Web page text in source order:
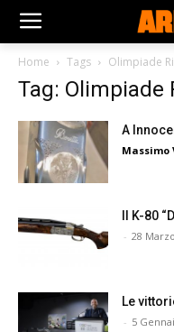
Home Tags Olimpiade
Tag: Olimpiade
A
Massimo
Il K-80
- 28
Le
- 5